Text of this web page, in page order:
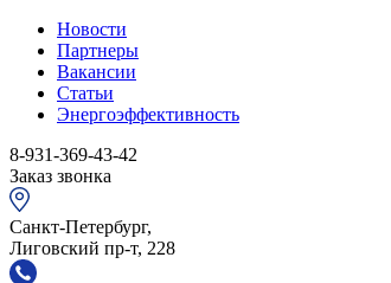
Новости
Партнеры
Вакансии
Статьи
Энергоэффективность
8-931-369-43-42
Заказ звонка
Санкт-Петербург,
Лиговский пр-т, 228